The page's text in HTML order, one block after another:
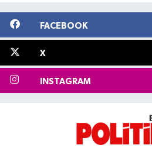
FACEBOOK
X
INSTAGRAM